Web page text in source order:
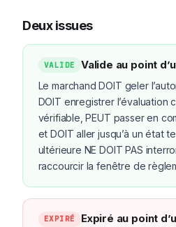
Deux issues
VALIDE Valide au point
Le marchand DOIT geler
DOIT enregistrer l’évaluation
vérifiable, PEUT passer en
et DOIT aller jusqu’à un état
ultérieure NE DOIT PAS
raccourcir la fenêtre de
EXPIRÉ Expiré au point